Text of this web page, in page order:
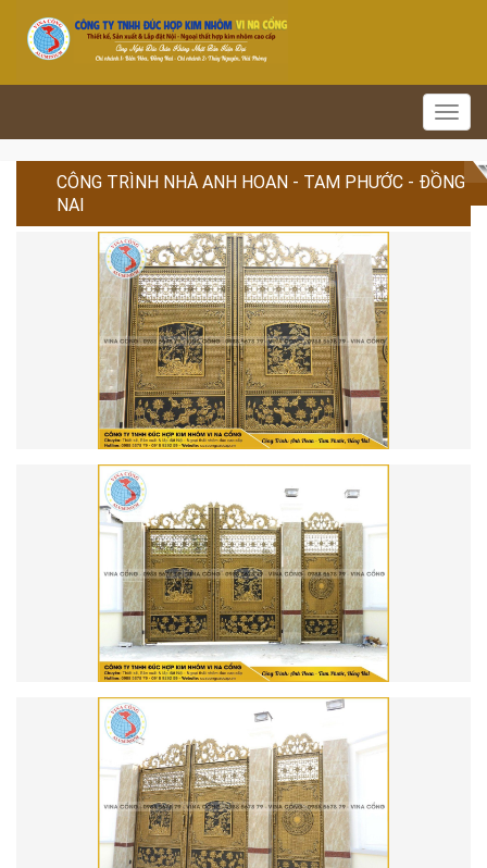
CÔNG TRÌNH NHÀ ANH HOAN - TAM PHƯỚC - ĐỒNG
NAI